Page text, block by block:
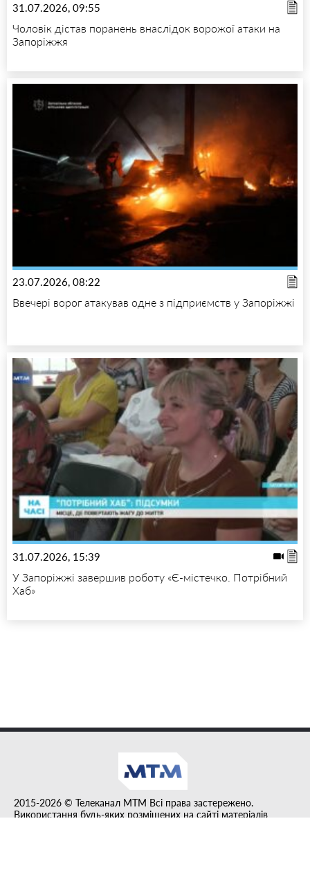
31.07.2026, 09:55
Чоловік дістав поранень внаслідок ворожої атаки на
Запоріжжя
23.07.2026, 08:22
Ввечері ворог атакував одне з підприємств у Запоріжжі
31.07.2026, 15:39
У Запоріжжі завершив роботу «Є-містечко. Потрібний
Хаб»
2015-2026 © Телеканал MTM Всі права застережено.
Використання будь-яких розміщених на сайті матеріалів